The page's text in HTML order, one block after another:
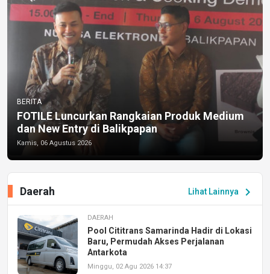
BERITA
FOTILE Luncurkan Rangkaian Produk Medium
dan New Entry di Balikpapan
Kamis, 06 Agustus 2026
Lihat Lainnya chevron_right
Daerah
DAERAH
Pool Cititrans Samarinda Hadir di Lokasi
Baru, Permudah Akses Perjalanan
Antarkota
Minggu, 02 Agu 2026 14:37